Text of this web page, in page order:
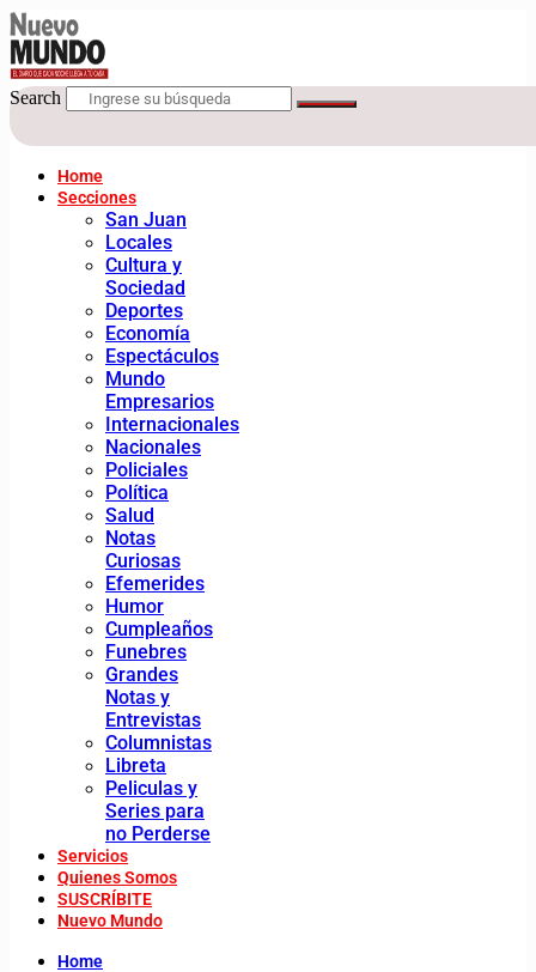
Search
Home
Secciones
San Juan
Locales
Cultura y
Sociedad
Deportes
Economía
Espectáculos
Mundo
Empresarios
Internacionales
Nacionales
Policiales
Política
Salud
Notas
Curiosas
Efemerides
Humor
Cumpleaños
Funebres
Grandes
Notas y
Entrevistas
Columnistas
Libreta
Peliculas y
Series para
no Perderse
Servicios
Quienes Somos
SUSCRÍBITE
Nuevo Mundo
Home